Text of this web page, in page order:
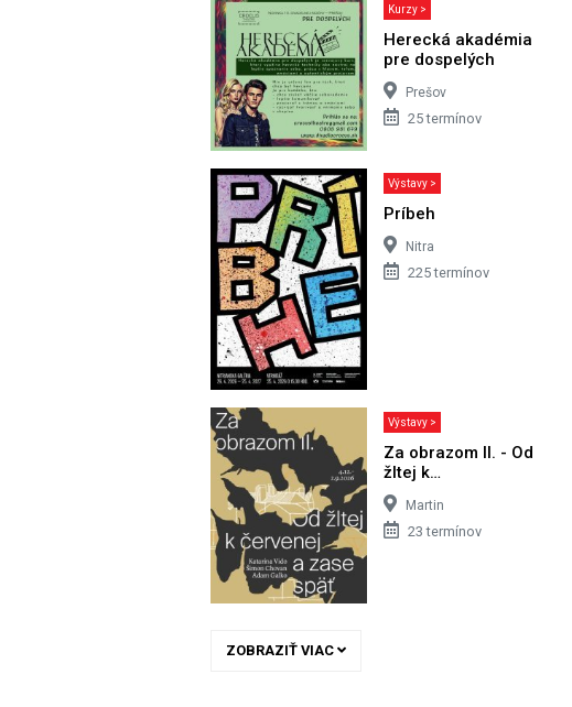
Kurzy >
Herecká akadémia
pre dospelých
Prešov
25 termínov
Výstavy >
Príbeh
Nitra
225 termínov
Výstavy >
Za obrazom II. - Od
žltej k…
Martin
23 termínov
ZOBRAZIŤ VIAC